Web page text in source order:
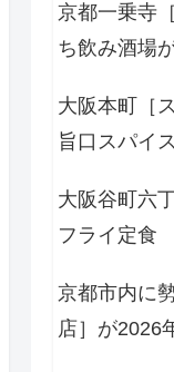
京都一乗寺
ち飲み酒場
大阪本町［
旨口スパイ
大阪谷町六
フライ定食
京都市内に
店］が2026